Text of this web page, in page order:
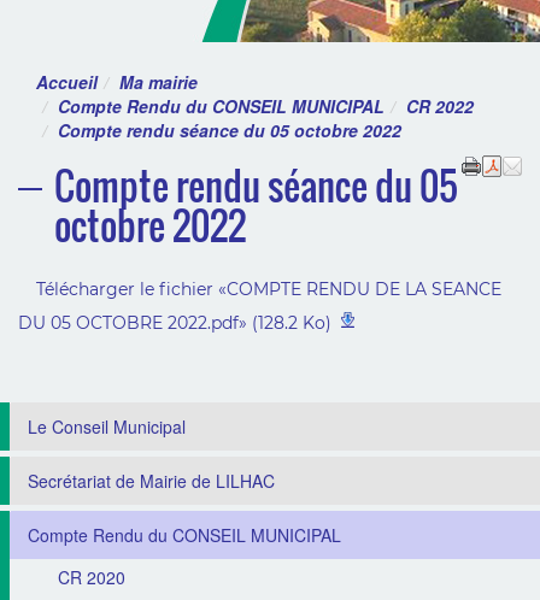
Accueil
Ma mairie
Compte Rendu du CONSEIL MUNICIPAL
CR 2022
Compte rendu séance du 05 octobre 2022
Compte rendu séance du 05
octobre 2022
Télécharger le fichier «COMPTE RENDU DE LA SEANCE
DU 05 OCTOBRE 2022.pdf» (128.2 Ko)
Le Conseil Municipal
Secrétariat de Mairie de LILHAC
Compte Rendu du CONSEIL MUNICIPAL
CR 2020